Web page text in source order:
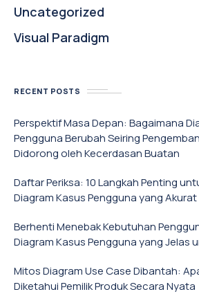
Uncategorized
Visual Paradigm
RECENT POSTS
Perspektif Masa Depan: Bagaimana
Pengguna Berubah Seiring
Didorong oleh Kecerdasan Buatan
Daftar Periksa: 10 Langkah Penting
Diagram Kasus Pengguna yang
Berhenti Menebak Kebutuhan
Diagram Kasus Pengguna yang Jelas
Mitos Diagram Use Case Dibantah:
Diketahui Pemilik Produk Secara Nyata